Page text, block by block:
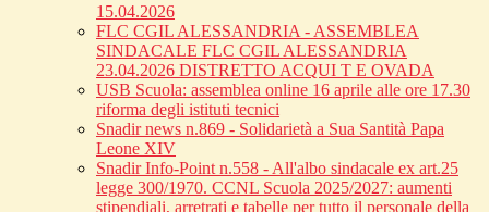
15.04.2026
FLC CGIL ALESSANDRIA - ASSEMBLEA
SINDACALE FLC CGIL ALESSANDRIA
23.04.2026 DISTRETTO ACQUI T E OVADA
USB Scuola: assemblea online 16 aprile alle ore 17.30
riforma degli istituti tecnici
Snadir news n.869 - Solidarietà a Sua Santità Papa
Leone XIV
Snadir Info-Point n.558 - All'albo sindacale ex art.25
legge 300/1970. CCNL Scuola 2025/2027: aumenti
stipendiali, arretrati e tabelle per tutto il personale della